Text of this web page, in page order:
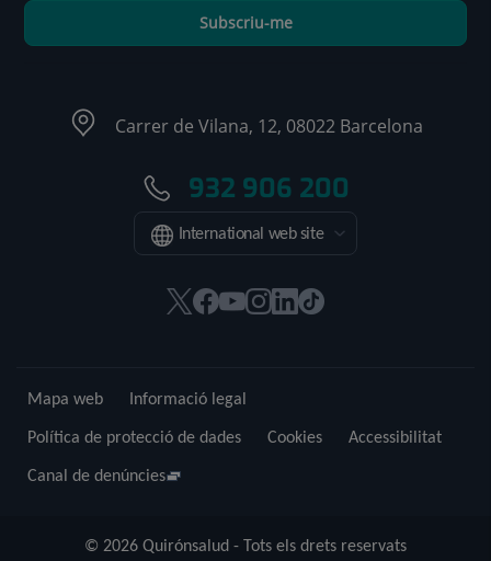
Subscriu-me
Carrer de Vilana, 12, 08022 Barcelona
932 906 200
International web site
Aquest
una
finestra
Aquest
una
finestra
Aquest
una
finestra
Aquest
finestra
Aquest
finestra
Enllaç
© 2026 Quirónsalud - Tots els drets reservats
Mapa web
Informació legal
Política de protecció de dades
Cookies
Accessibilitat
Canal de denúncies